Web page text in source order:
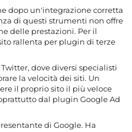
dopo un'integrazione corretta
di questi strumenti non offre
delle prestazioni. Per il
rallenta per plugin di terze
dove diversi specialisti
la velocità dei siti. Un
il proprio sito il più veloce
dal plugin Google Ad
di Google. Ha